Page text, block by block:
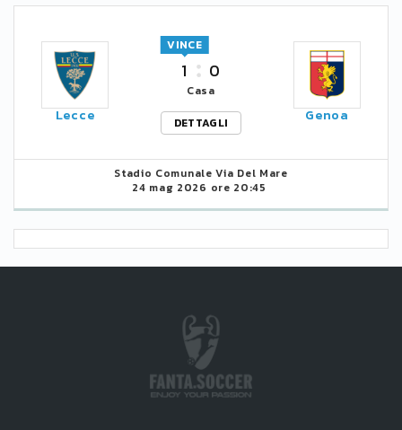
Lecce
1
VINCE
0
Casa
DETTAGLI
Genoa
Stadio Comunale Via Del Mare
24 mag 2026 ore 20:45